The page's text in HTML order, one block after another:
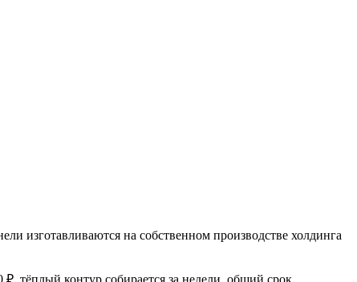
изготавливаются на собственном производстве холдинга
тёплый контур собирается за недели, общий срок